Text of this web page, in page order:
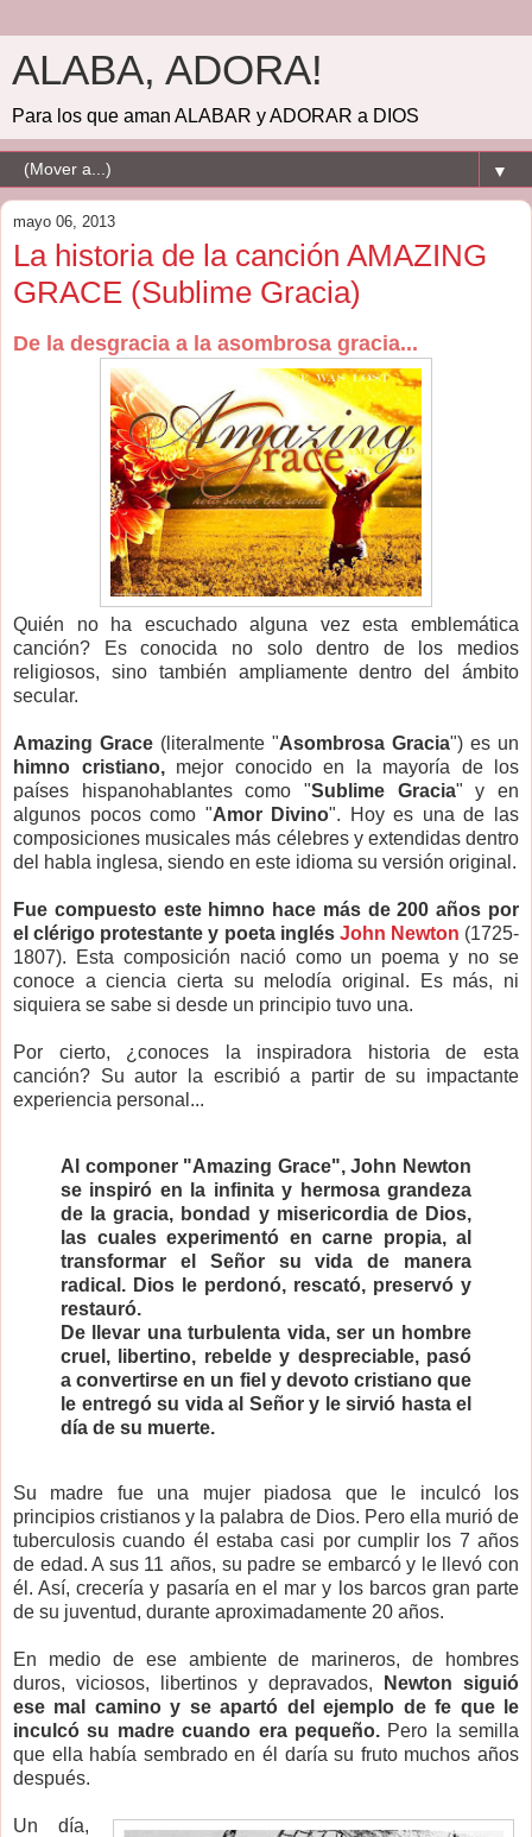
ALABA, ADORA!
Para los que aman ALABAR y ADORAR a DIOS
▼
mayo 06, 2013
La historia de la canción AMAZING
GRACE (Sublime Gracia)
De la desgracia a la asombrosa gracia...
Quién no ha escuchado alguna vez esta emblemática
canción? Es conocida no solo dentro de los medios
religiosos, sino también ampliamente dentro del ámbito
secular.
Amazing Grace (literalmente "Asombrosa Gracia") es un
himno cristiano,mejor conocido en la mayoría de los
países hispanohablantes como "Sublime Gracia" y en
algunos pocos como "Amor Divino". Hoy es una de las
composiciones musicales más célebres y extendidas dentro
del habla inglesa, siendo en este idioma su versión original.
Fue compuesto este himno hace más de 200 años por
el clérigo protestante y poeta inglés John Newton (1725-
1807). Esta composición nació como un poema y no se
conoce a ciencia cierta su melodía original. Es más, ni
siquiera se sabe si desde un principio tuvo una.
Por cierto, ¿conoces la inspiradora historia de esta
canción? Su autor la escribió a partir de su impactante
experiencia personal...
Al componer "Amazing Grace", John Newton
se inspiró en la infinita y hermosa grandeza
de la gracia, bondad y misericordia de Dios,
las cuales experimentó en carne propia, al
transformar el Señor su vida de manera
radical. Dios le perdonó, rescató, preservó y
restauró.
De llevar una turbulenta vida, ser un hombre
cruel, libertino, rebelde y despreciable, pasó
a convertirse en un fiel y devoto cristiano que
le entregó su vida al Señor y le sirvió hasta el
día de su muerte.
Su madre fue una mujer piadosa que le inculcó los
principios cristianos y la palabra de Dios. Pero ella murió de
tuberculosis cuando él estaba casi por cumplir los 7 años
de edad. A sus 11 años, su padre se embarcó y le llevó con
él. Así, crecería y pasaría en el mar y los barcos gran parte
de su juventud, durante aproximadamente 20 años.
En medio de ese ambiente de marineros, de hombres
duros, viciosos, libertinos y depravados,
Newton siguió
ese mal camino y se apartó del ejemplo de fe que le
inculcó su madre cuando era pequeño.Pero la semilla
que ella había sembrado en él daría su fruto muchos años
después.
Un día,